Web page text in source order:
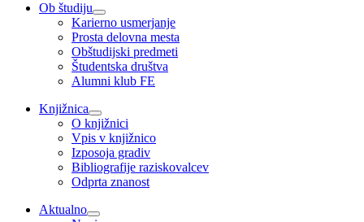
Ob študiju
Karierno usmerjanje
Prosta delovna mesta
Obštudijski predmeti
Študentska društva
Alumni klub FE
Knjižnica
O knjižnici
Vpis v knjižnico
Izposoja gradiv
Bibliografije raziskovalcev
Odprta znanost
Aktualno